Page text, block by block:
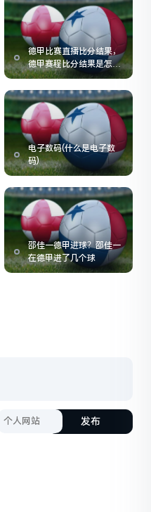
德甲比赛直播比分结果，
德甲赛程比分结果是怎么
样的
电子数码(什么是电子数
码)
邵佳一德甲进球？邵佳一
在德甲进了几个球
发布